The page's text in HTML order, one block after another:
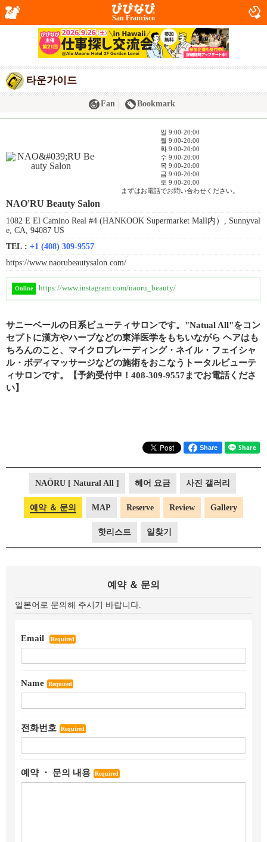
San Francisco
타운가이드
Fan Bookmark
일 9:00-20:00
월 9:00-20:00
화 9:00-20:00
수 9:00-20:00
목 9:00-20:00
금 9:00-20:00
토 9:00-20:00
まずはお電話でお問い合わせください。
NAO'RU Beauty Salon
1082 E El Camino Real #4 (HANKOOK Supermarket Mall内）, Sunnyval
e, CA, 94087 US
TEL : +1 (408) 309-9557
https://www.naorubeautysalon.com/
Online https://www.instagram.com/naoru_beauty/
サニーベールの日系ビューティサロンです。"Natual All"をコン
セプトに漢方やハーブなどの東洋医学をもちいながら ヘアはも
ちろんのこと、マイクロブレーディング・ネイル・フェイシャ
ル・ボディマッサージなどの施術をおこなうトータルビューテ
ィサロンです。【予約受付中！408-309-9557までお電話くださ
い】
Share
NAŌRU [ Natural All ] 헤어 요금 사진 갤러리
예약 ＆ 문의 MAP Reserve Review Gallery
핫리스트 일찾기
예약 ＆ 문의
일본어로 문의해 주시기 바랍니다.
Email Required
Name Required
전화번호 Required
예약 ・ 문의 내용 Required